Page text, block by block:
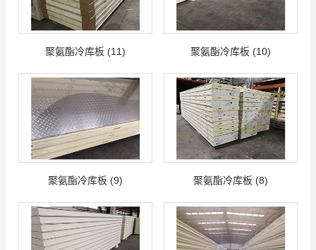
聚氨酯冷库板 (11) 聚氨酯冷库板 (10)
聚氨酯冷库板 (9) 聚氨酯冷库板 (8)